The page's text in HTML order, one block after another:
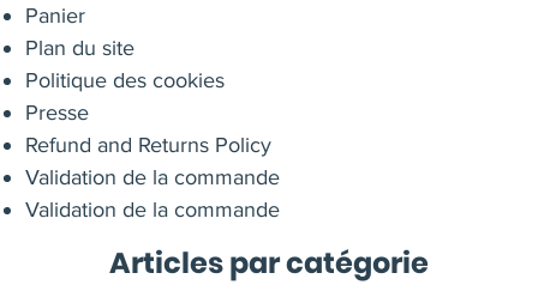
Panier
Plan du site
Politique des cookies
Presse
Refund and Returns Policy
Validation de la commande
Validation de la commande
Articles par catégorie